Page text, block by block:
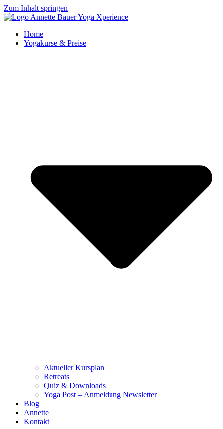
Zum Inhalt springen
Home
Yogakurse & Preise
Aktueller Kursplan
Retreats
Quiz & Downloads
Yoga Post – Anmeldung Newsletter
Blog
Annette
Kontakt